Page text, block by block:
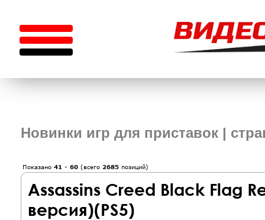
Новинки игр для приставок |
Показано 41 - 60 (всего 2685 позиций)
Assassins Creed Black Flag
версия)(PS5)